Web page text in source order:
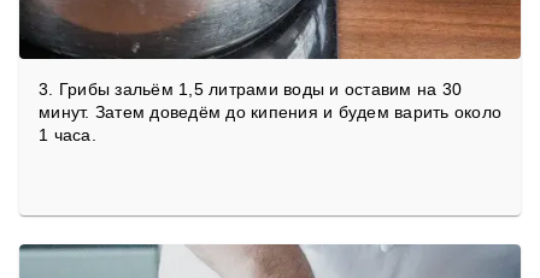
3. Грибы зальём 1,5 литрами воды и оставим на 30
минут. Затем доведём до кипения и будем варить около
1 часа.